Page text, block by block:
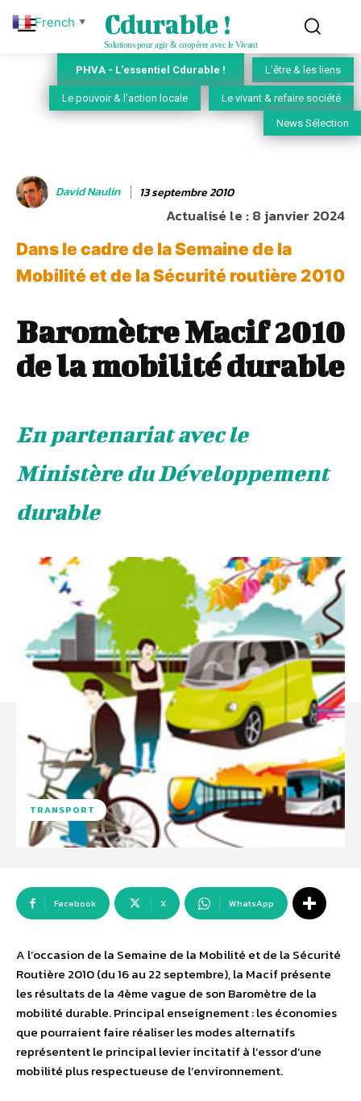
Cdurable !
Solutions pour agir & coopérer avec le Vivant
PHVA - L'essentiel Cdurable ! L'être & les liens
Le pouvoir & l'action locale Le vivant & refaire société
News Sélection
David Naulin 13 septembre 2010
Actualisé le :8 janvier 2024
Dans le cadre de la Semaine de la
Mobilité et de la Sécurité routière 2010
Baromètre Macif 2010
de la mobilité durable
En partenariat avec le
Ministère du Développement
durable
TRANSPORT
Facebook X WhatsApp
A l’occasion de la Semaine de la Mobilité et de la Sécurité
Routière 2010 (du 16 au 22 septembre), la Macif présente
les résultats de la 4ème vague de son Baromètre de la
mobilité durable. Principal enseignement : les économies
que pourraient faire réaliser les modes alternatifs
représentent le principal levier incitatif à l’essor d’une
mobilité plus respectueuse de l’environnement.
French ▼